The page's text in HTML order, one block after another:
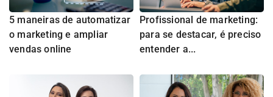
5 maneiras de automatizar
o marketing e ampliar
vendas online
Profissional de marketing:
para se destacar, é preciso
entender a...